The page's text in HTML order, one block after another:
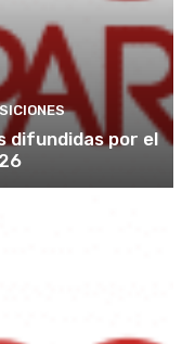
difundidas por el